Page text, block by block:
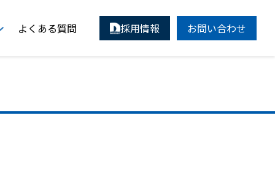
よくある質問 採用情報 お問い合わせ